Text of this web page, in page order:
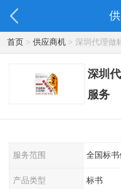
首页> 供应商机> 深圳代理做
深圳
服务
服务范围 全国标
产品类型 标书